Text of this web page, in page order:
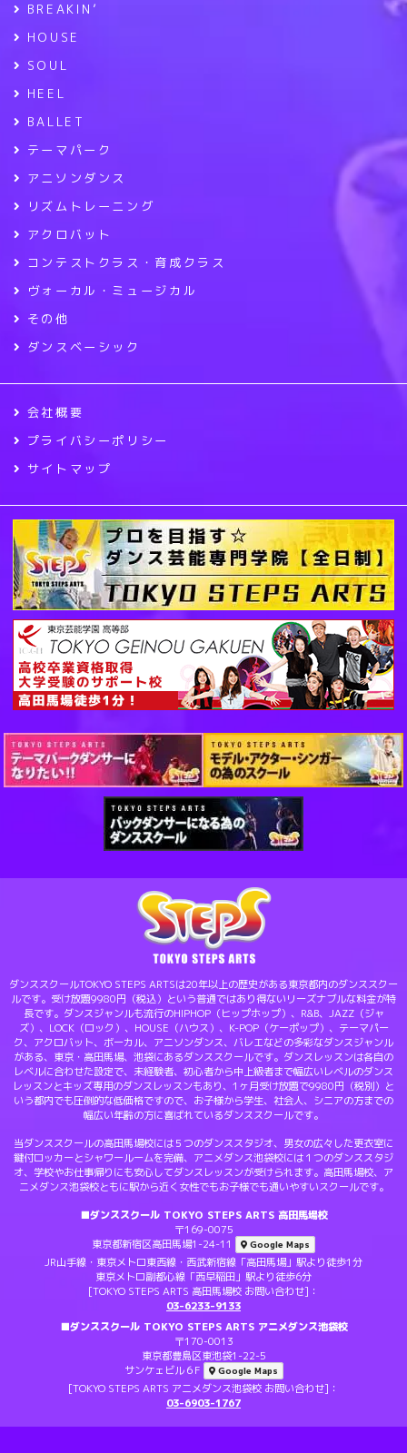
BREAKIN’
HOUSE
SOUL
HEEL
BALLET
テーマパーク
アニソンダンス
リズムトレーニング
アクロバット
コンテストクラス・育成クラス
ヴォーカル・ミュージカル
その他
ダンスベーシック
会社概要
プライバシーポリシー
サイトマップ
ダンススクールTOKYO STEPS ARTSは20年以上の歴史がある東京都内のダンススクー
ルです。受け放題9980円（税込）という普通ではあり得ないリーズナブルな料金が特
長です。ダンスジャンルも流行のHIPHOP（ヒップホップ）、R&B、JAZZ（ジャ
ズ）、LOCK（ロック）、HOUSE（ハウス）、K-POP（ケーポップ）、テーマパー
ク、アクロバット、ボーカル、アニソンダンス、バレエなどの多彩なダンスジャンル
がある、東京・高田馬場、池袋にあるダンススクールです。ダンスレッスンは各自の
レベルに合わせた設定で、未経験者、初心者から中上級者まで幅広いレベルのダンス
レッスンとキッズ専用のダンスレッスンもあり、1ヶ月受け放題で9980円（税別）と
いう都内でも圧倒的な低価格ですので、お子様から学生、社会人、シニアの方までの
幅広い年齢の方に喜ばれているダンススクールです。
当ダンススクールの高田馬場校には５つのダンススタジオ、男女の広々した更衣室に
鍵付ロッカーとシャワールームを完備、アニメダンス池袋校には１つのダンススタジ
オ、学校やお仕事帰りにも安心してダンスレッスンが受けられます。高田馬場校、ア
ニメダンス池袋校ともに駅から近く女性でもお子様でも通いやすいスクールです。
■ダンススクール TOKYO STEPS ARTS 高田馬場校
〒169-0075
東京都新宿区高田馬場1-24-11
Google Maps
JR山手線・東京メトロ東西線・西武新宿線「高田馬場」駅より徒歩1分
東京メトロ副都心線「西早稲田」駅より徒歩6分
[TOKYO STEPS ARTS 高田馬場校 お問い合わせ]：
03-6233-9133
■ダンススクール TOKYO STEPS ARTS アニメダンス池袋校
〒170-0013
東京都豊島区東池袋1-22-5
サンケェビル６F
Google Maps
[TOKYO STEPS ARTS アニメダンス池袋校 お問い合わせ]：
03-6903-1767